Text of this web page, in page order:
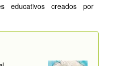
educativos creados por